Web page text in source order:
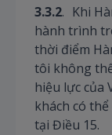
3.3.2. Khi
hành trình
thời điểm
tôi không
hiệu lực của
khách có
tại Điều 15.